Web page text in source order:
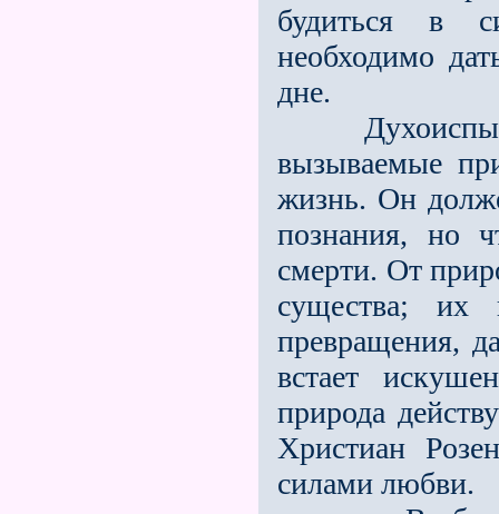
будиться в
необходимо
дне.
вызываемые
жизнь. Он
познания, но
смерти. От
существа; их
превращения,
встает
природа
Христиан
силами любви.